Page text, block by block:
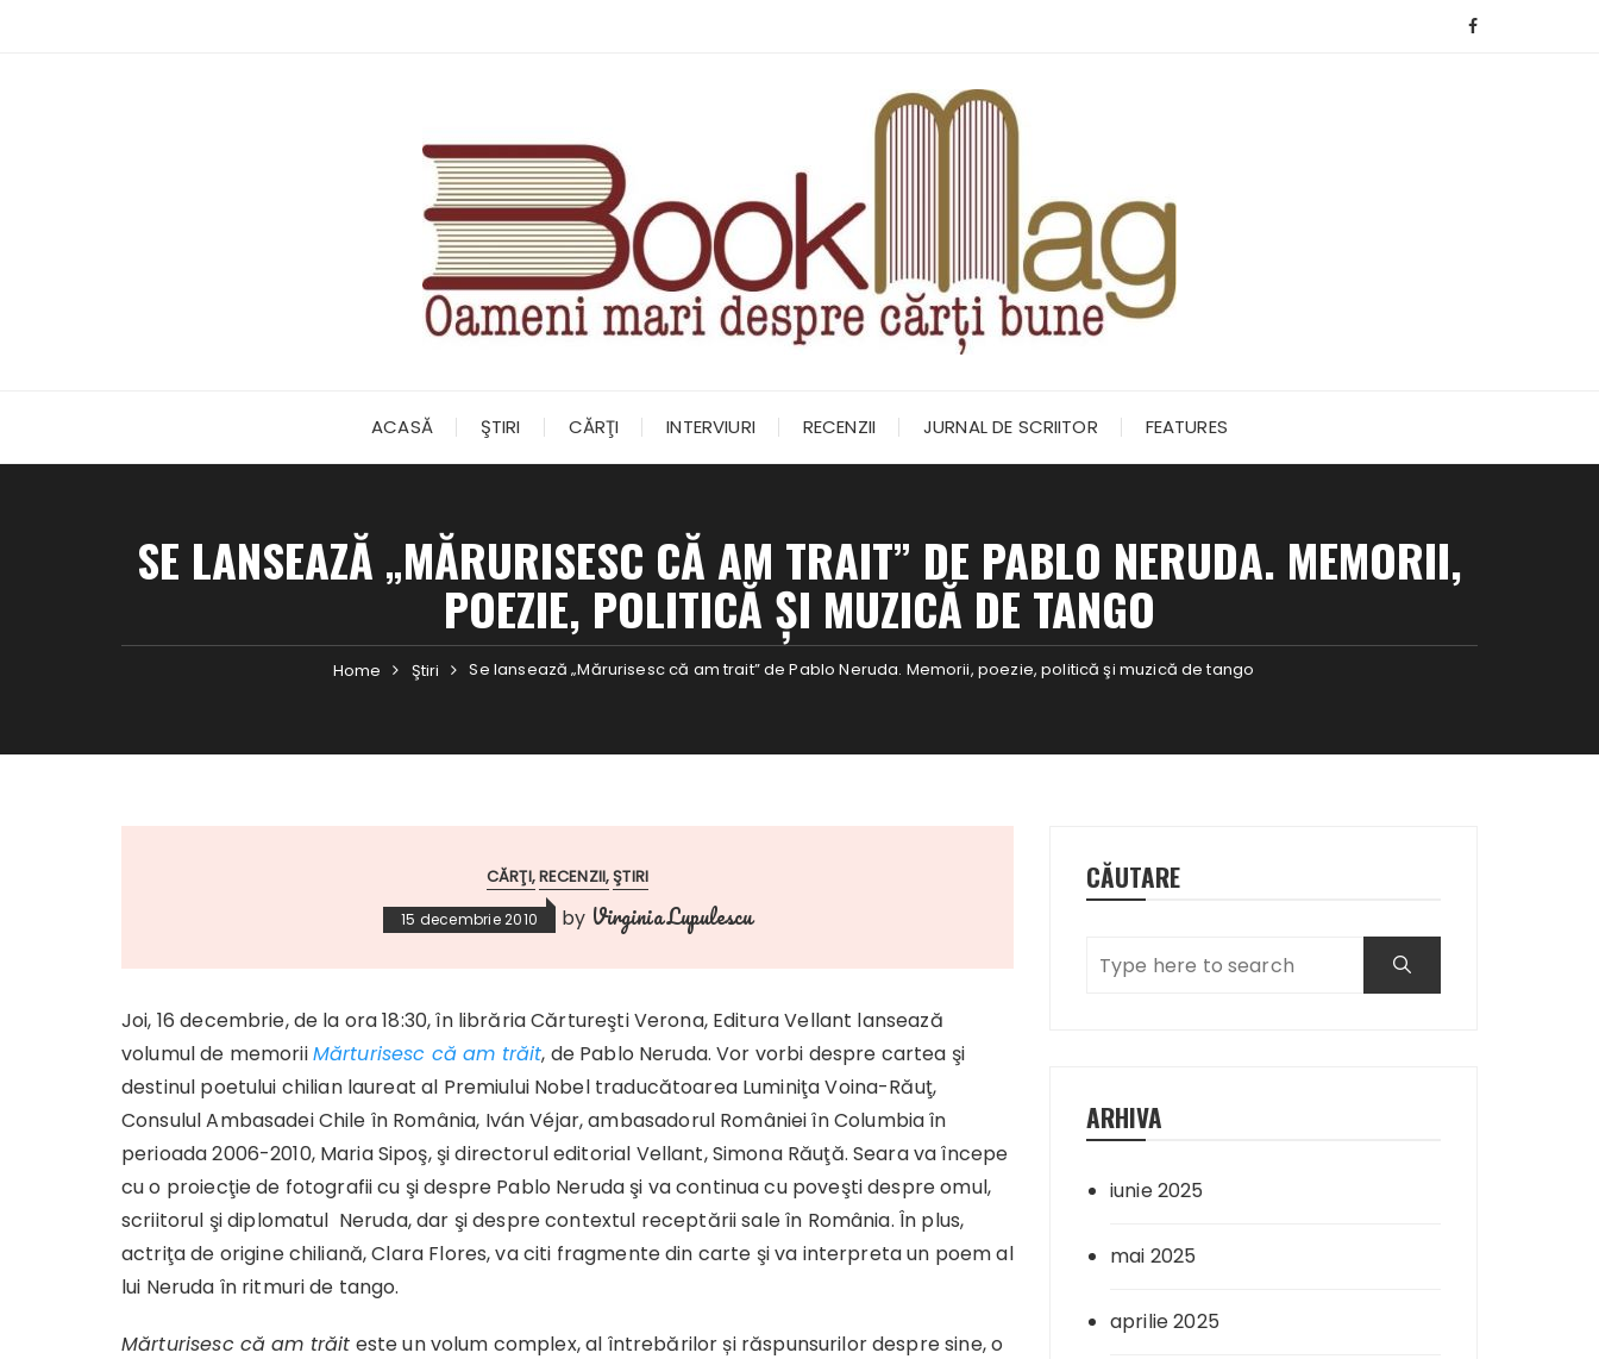
ACASĂ ŞTIRI CĂRŢI INTERVIURI RECENZII JURNAL DE SCRIITOR FEATURES
SE LANSEAZĂ „MĂRURISESC CĂ AM TRAIT” DE PABLO NERUDA. MEMORII,
POEZIE, POLITICĂ ŞI MUZICĂ DE TANGO
Home Ştiri Se lansează „Mărurisesc că am trait” de Pablo Neruda. Memorii, poezie, politică şi muzică de tango
CĂRŢI RECENZII ŞTIRI
15 decembrie 2010 by Virginia Lupulescu
Joi, 16 decembrie, de la ora 18:30, în librăria Cărtureşti Verona, Editura Vellant lansează
volumul de memoriiMărturisesc că am trăit, de Pablo Neruda. Vor vorbi despre cartea şi
destinul poetului chilian laureat al Premiului Nobel traducătoarea Luminiţa Voina-Răuţ,
Consulul Ambasadei Chile în România, Iván Véjar, ambasadorul României în Columbia în
perioada 2006-2010, Maria Sipoş, şi directorul editorial Vellant, Simona Răuţă. Seara va începe
cu o proiecţie de fotografii cu şi despre Pablo Neruda şi va continua cu poveşti despre omul,
scriitorul şi diplomatul Neruda, dar şi despre contextul receptării sale în România. În plus,
actriţa de origine chiliană, Clara Flores, va citi fragmente din carte şi va interpreta un poem al
lui Neruda în ritmuri de tango.
Mărturisesc că am trăit este un volum complex, al întrebărilor și răspunsurilor despre sine, o
CĂUTARE
ARHIVA
iunie 2025
mai 2025
aprilie 2025